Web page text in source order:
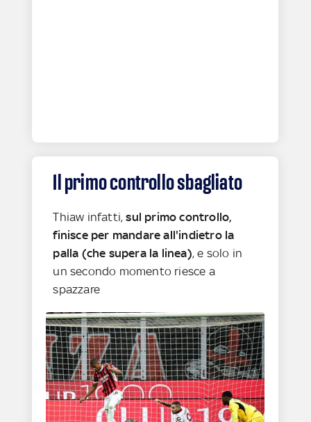
Il primo controllo sbagliato
Thiaw infatti,sul primo controllo,
finisce per mandare all'indietro la
palla (che supera la linea), e solo in
un secondo momento riesce a
spazzare